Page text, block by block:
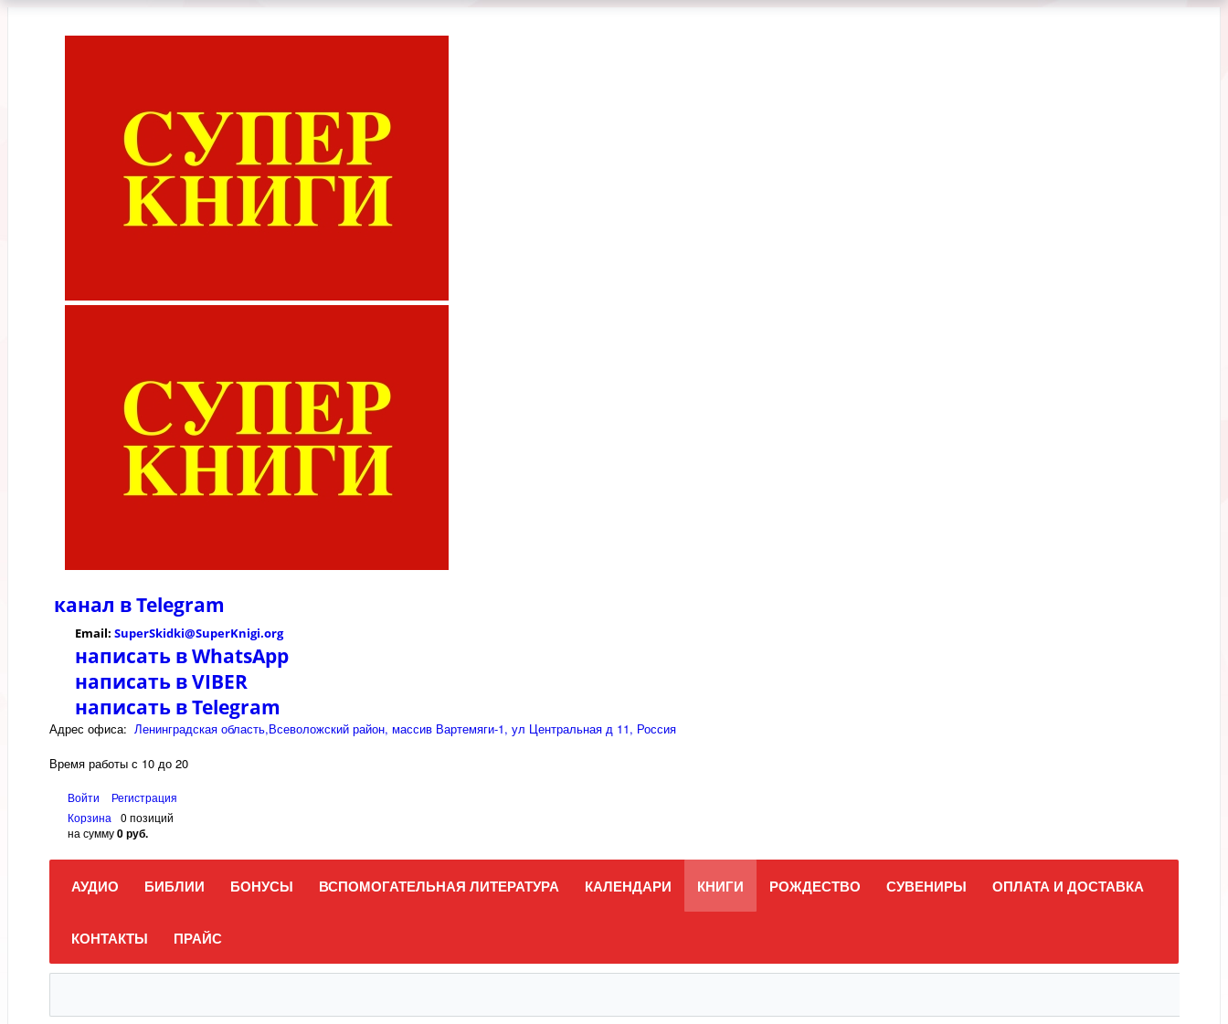
канал вTelegram
Email: SuperSkidki@SuperKnigi.org
написать в WhatsApp
написать в VIBER
написать в Telegram
Адрес офиса: Ленинградская область,Всеволожский район, массив Вартемяги-1, ул Центральная д 11, Россия
Время работы с 10 до 20
Войти
Регистрация
Корзина
0 позиций
на сумму0 руб.
АУДИО БИБЛИИ БОНУСЫ ВСПОМОГАТЕЛЬНАЯ ЛИТЕРАТУРА КАЛЕНДАРИ КНИГИ РОЖДЕСТВО СУВЕНИРЫ ОПЛАТА И ДОСТАВКА
КОНТАКТЫ ПРАЙС